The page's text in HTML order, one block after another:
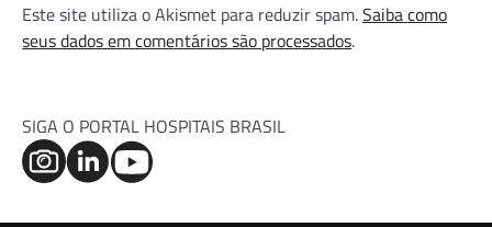
Este site utiliza o Akismet para reduzir spam.Saiba como
seus dados em comentários são processados.
SIGA O PORTAL HOSPITAIS BRASIL